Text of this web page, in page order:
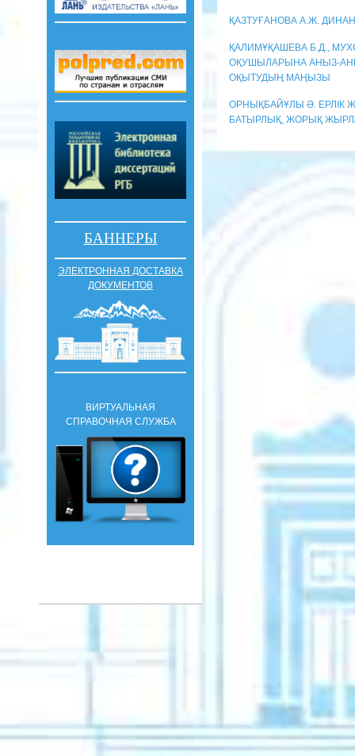
ҚАЗТУҒАНОВА А.Ж.
ҚАЛИМҰҚАШЕВА Б.Д.,
ОҚУШЫЛАРЫНА АНЫЗ-
ОҚЫТУДЫҢ МАҢЫЗЫ
ОРНЫҚБАЙҰЛЫ Ә. ЕРЛІК
БАТЫРЛЫҚ, ЖОРЫҚ
БАННЕРЫ
ЭЛЕКТРОННАЯ ДОСТАВКА
ДОКУМЕНТОВ
ВИРТУАЛЬНАЯ
СПРАВОЧНАЯ СЛУЖБА